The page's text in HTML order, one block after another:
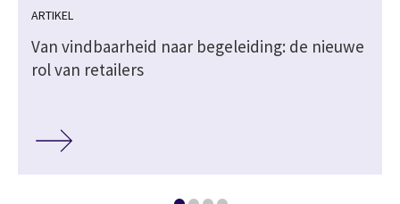
ARTIKEL
Van vindbaarheid naar begeleiding: de nieuwe
rol van retailers